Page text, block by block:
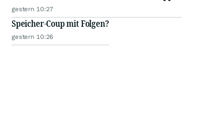
gestern 10:27
Speicher-Coup mit Folgen?
gestern 10:26